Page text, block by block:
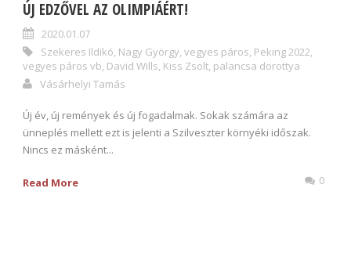
ÚJ EDZŐVEL AZ OLIMPIÁÉRT!
2020.01.07
Szekeres Ildikó, Nagy György, vegyes páros, Peking 2022,
vegyes páros vb, David Wills, Kiss Zsolt, palancsa dorottya
Vásárhelyi Tamás
Új év, új remények és új fogadalmak. Sokak számára az
ünneplés mellett ezt is jelenti a Szilveszter környéki időszak.
Nincs ez másként...
Read More 0